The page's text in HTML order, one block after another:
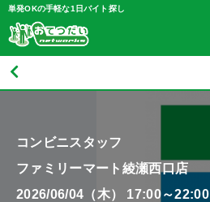
単発OKの手軽な1日バイト探し
コンビニスタッフ
ファミリーマート綾瀬西口店
2026/06/04（木） 17:00～22:00